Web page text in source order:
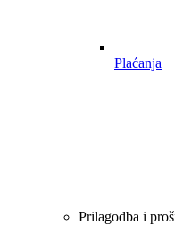
Plaćanja
Prilagodba i